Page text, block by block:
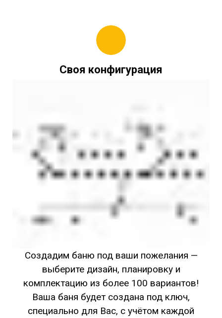
Своя конфигурация
Создадим баню под ваши пожелания —
выберите дизайн, планировку и
комплектацию из более 100 вариантов!
Ваша баня будет создана под ключ,
специально для Вас, с учётом каждой